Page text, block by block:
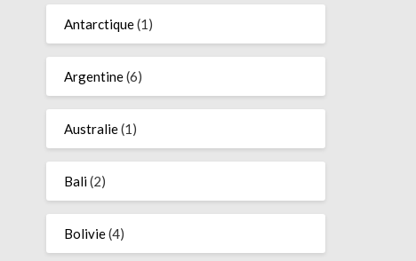
Antarctique(1)
Argentine(6)
Australie(1)
Bali(2)
Bolivie(4)